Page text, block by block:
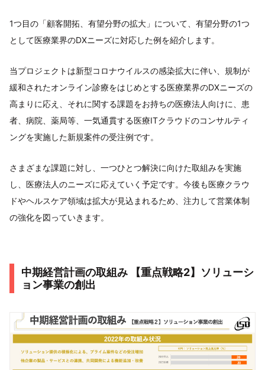
1つ目の「顧客開拓、有望分野の拡大」について、有望分野の1つ
として医療業界のDXニーズに対応した例を紹介します。
当プロジェクトは新型コロナウイルスの感染拡大に伴い、規制が
緩和されたオンライン診療をはじめとする医療業界のDXニーズの
高まりに応え、それに関する課題をお持ちの医療法人向けに、患
者、病院、薬局等、一気通貫する医療ITクラウドのコンサルティ
ングを実施した新規案件の受注例です。
さまざまな課題に対し、一つひとつ解決に向けた取組みを実施
し、医療法人のニーズに応えていく予定です。今後も医療クラウ
ドやヘルスケア領域は拡大が見込まれるため、注力して営業体制
の強化を図っていきます。
中期経営計画の取組み 【重点戦略2】ソリューシ
ョン事業の創出